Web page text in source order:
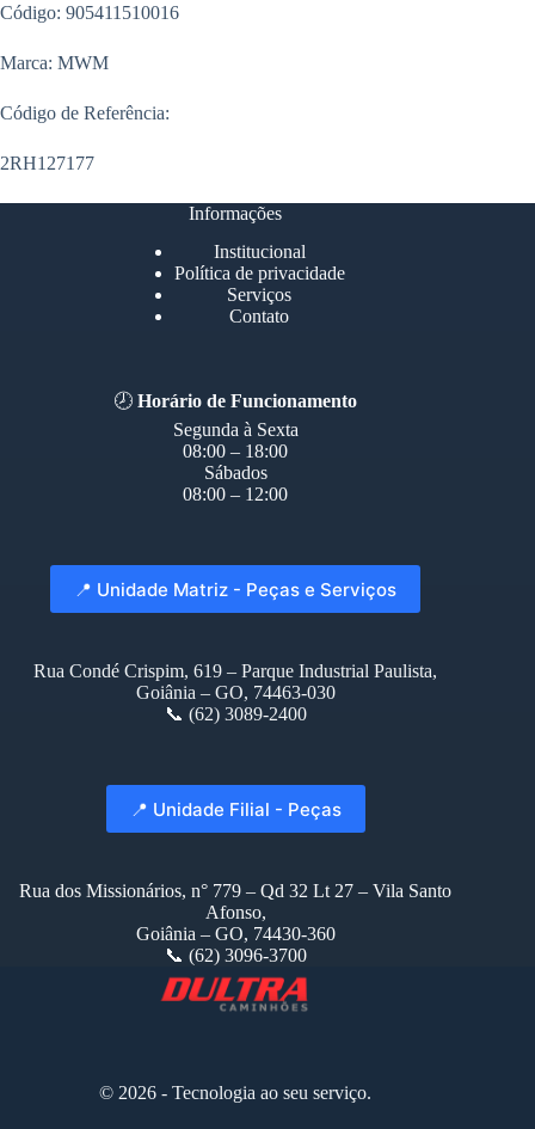
Código: 905411510016
Marca: MWM
Código de Referência:
2RH127177
Informações
Institucional
Política de privacidade
Serviços
Contato
🕗Horário de Funcionamento
Segunda à Sexta
08:00 – 18:00
Sábados
08:00 – 12:00
📍 Unidade Matriz - Peças e Serviços
Rua Condé Crispim, 619 – Parque Industrial Paulista,
Goiânia – GO, 74463-030
📞 (62) 3089-2400
📍 Unidade Filial - Peças
Rua dos Missionários, n° 779 – Qd 32 Lt 27 – Vila Santo
Afonso,
Goiânia – GO, 74430-360
📞 (62) 3096-3700
© 2026 - Tecnologia ao seu serviço.